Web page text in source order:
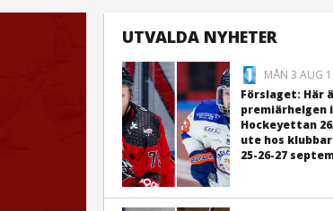
UTVALDA NYHETER
MÅN 3 AUG
Förslaget: Här
premiärhelgen
Hockeyettan
ute hos
25-26-27